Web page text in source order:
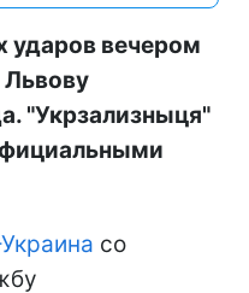
ударов вечером
Львову
"Укрзализныця"
со